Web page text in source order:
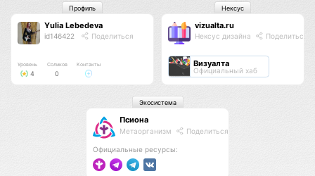
Yulia Lebedeva
id146422 Поделиться
Уровень
4
Соликов
0
Контакты
Профиль
vizualta.ru
Нексус дизайна Поделиться
Визуалта
Официальный хаб
Нексус
Псиона
Метаорганизм Поделиться
Официальные ресурсы:
Экосистема